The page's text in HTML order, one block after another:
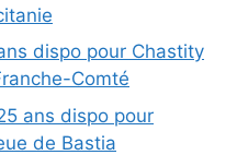
dispo pour Chastity
Comté
ans dispo pour
de Bastia